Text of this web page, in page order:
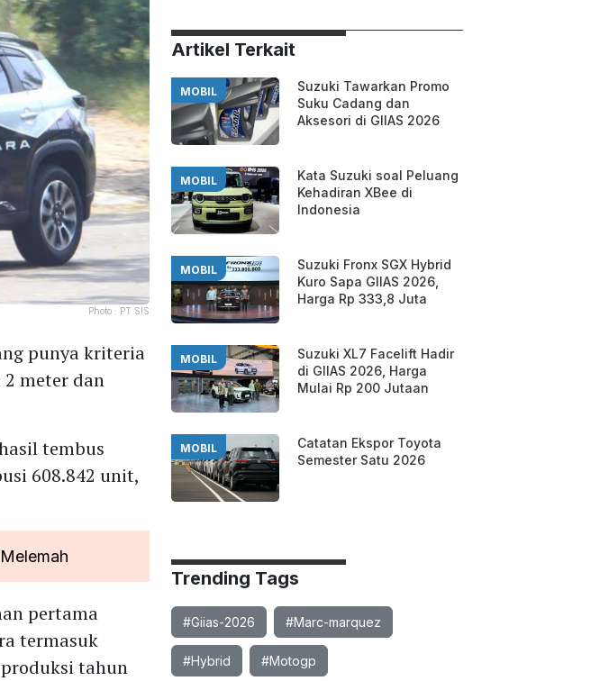
Photo : PT SIS
punya kriteria
meter dan
tembus
608.842 unit,
pertama
termasuk
tahun
Artikel Terkait
MOBIL
Suzuki Tawarkan Promo
Suku Cadang dan
Aksesori di GIIAS 2026
MOBIL
Kata Suzuki soal Peluang
Kehadiran XBee di
Indonesia
MOBIL
Suzuki Fronx SGX Hybrid
Kuro Sapa GIIAS 2026,
Harga Rp 333,8 Juta
MOBIL
Suzuki XL7 Facelift Hadir
di GIIAS 2026, Harga
Mulai Rp 200 Jutaan
MOBIL
Catatan Ekspor Toyota
Semester Satu 2026
Trending Tags
#Giias-2026 #Marc-marquez
#Hybrid #Motogp